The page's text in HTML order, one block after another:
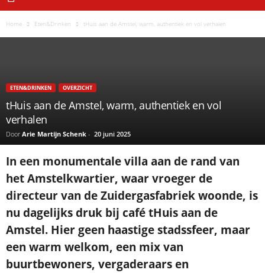
Home Eten&Drinken tHuis aan de Amstel, warm, authentiek en vol verhalen
ETEN&DRINKEN OVERZICHT
tHuis aan de Amstel, warm, authentiek en vol
verhalen
Door Arie Martijn Schenk - 20 juni 2025
In een monumentale villa aan de rand van
het Amstelkwartier, waar vroeger de
directeur van de Zuidergasfabriek woonde, is
nu dagelijks druk bij café tHuis aan de
Amstel. Hier geen haastige stadssfeer, maar
een warm welkom, een mix van
buurtbewoners, vergaderaars en